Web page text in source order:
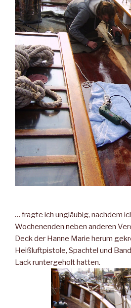
… fragte ich ungläubig, nachdem
Wochenenden neben anderen
Deck der Hanne Marie herum
Heißluftpistole, Spachtel und
Lack runtergeholt hatten.